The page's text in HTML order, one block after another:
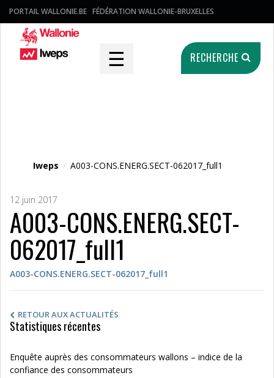
PORTAIL WALLONIE.BE FÉDÉRATION WALLONIE-BRUXELLES
☰ RECHERCHE
Iweps / A003-CONS.ENERG.SECT-062017_full1
12 juin 2017
A003-CONS.ENERG.SECT-
062017_full1
A003-CONS.ENERG.SECT-062017_full1
RETOUR AUX ACTUALITÉS
Statistiques récentes
Enquête auprès des consommateurs wallons – indice de la
confiance des consommateurs